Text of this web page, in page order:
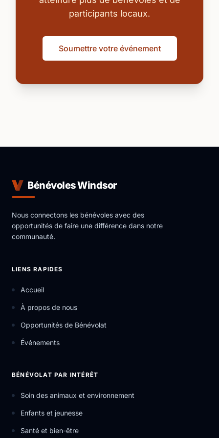
participants locaux.
Soumettre votre événement
Bénévoles Windsor
Nous connectons les bénévoles avec des
opportunités de faire une différence dans notre
communauté.
LIENS RAPIDES
Accueil
À propos de nous
Opportunités de Bénévolat
Événements
BÉNÉVOLAT PAR INTÉRÊT
Soin des animaux et environnement
Enfants et jeunesse
Santé et bien-être